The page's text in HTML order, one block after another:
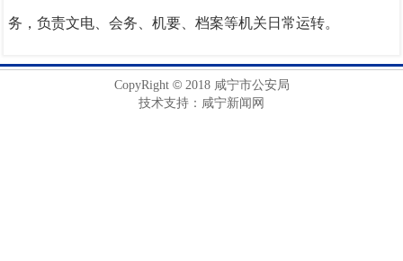
务，负责文电、会务、机要、档案等机关日常运转。
CopyRight ©2018 咸宁市公安局
技术支持：咸宁新闻网